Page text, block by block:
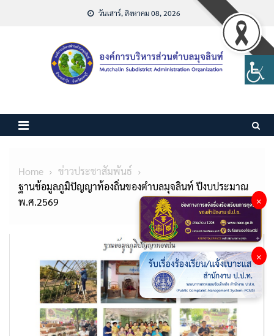
วันเสาร์, สิงหาคม 08, 2026
Home
ข่าวประชาสัมพันธ์
ฐานข้อมูลภูมิปัญญาท้องถิ่นของตำบลมุจลินท์ ปีงบประมาณ
พ.ศ.2569
×
×